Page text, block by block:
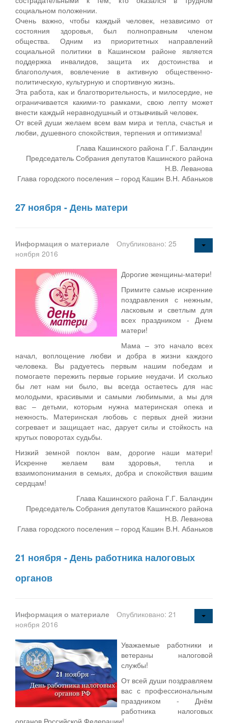
социальном положении.
Очень важно, чтобы каждый человек, независимо от
состояния здоровья, был полноправным членом
общества. Одним из приоритетных направлений
социальной политики в Кашинском районе является
поддержка инвалидов, защита их достоинства и
благополучия, вовлечение в активную общественно-
политическую, культурную и спортивную жизнь.
Эта работа, как и благотворительность, и милосердие, не
ограничивается какими-то рамками, свою лепту может
внести каждый неравнодушный и отзывчивый человек.
От всей души желаем всем вам мира и тепла, счастья и
любви, душевного спокойствия, терпения и оптимизма!
Глава Кашинского района Г.Г. Баландин
Председатель Собрания депутатов Кашинского района
Н.В. Леванова
Глава городского поселения – город Кашин В.Н. Абаньков
27 ноября - День матери
Информация о материале
Опубликовано: 25
ноября 2016
Дорогие женщины-матери!
Примите самые искренние
поздравления с нежным,
ласковым и светлым для
всех праздником - Днем
матери!
Мама – это начало всех
начал, воплощение любви и добра в жизни каждого
человека. Вы радуетесь первым нашим победам и
помогаете пережить первые горькие неудачи. И сколько
бы лет нам ни было, вы всегда остаетесь для нас
молодыми, красивыми и самыми любимыми, а мы для
вас – детьми, которым нужна материнская опека и
нежность. Материнская любовь с первых дней жизни
согревает и защищает нас, дарует силы и стойкость на
крутых поворотах судьбы.
Низкий земной поклон вам, дорогие наши матери!
Искренне желаем вам здоровья, тепла и
взаимопонимания в семьях, добра и спокойствия вашим
сердцам!
Глава Кашинского района Г.Г. Баландин
Председатель Собрания депутатов Кашинского района
Н.В. Леванова
Глава городского поселения – город Кашин В.Н. Абаньков
21 ноября - День работника налоговых
органов
Информация о материале
Опубликовано: 21
ноября 2016
Уважаемые работники и
ветераны налоговой
службы!
От всей души поздравляем
вас с профессиональным
праздником - Днём
работника налоговых
органов Российской Федерации!